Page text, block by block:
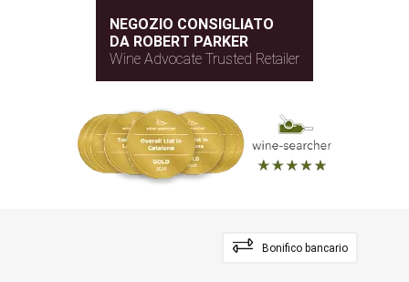
NEGOZIO CONSIGLIATO
DA ROBERT PARKER
Wine Advocate Trusted Retailer
Bonifico bancario